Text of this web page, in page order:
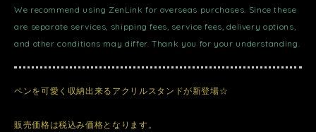
We recommend using ZenLink for overseas purchases. Since these
are separate services, shipping fees, service fees, delivery options,
and other conditions may differ. Thank you for your understanding.
ペンを可愛く収納出来るアクリルスタンドが新登場☆
販売価格は税込み価格となります。